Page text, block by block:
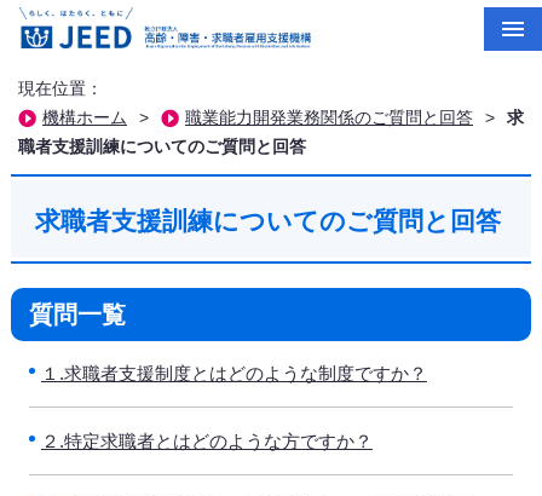
現在位置：
機構ホーム
> 職業能力開発業務関係のご質問と回答 >
求
職者支援訓練についてのご質問と回答
求職者支援訓練についてのご質問と回答
質問一覧
１.求職者支援制度とはどのような制度ですか？
２.特定求職者とはどのような方ですか？